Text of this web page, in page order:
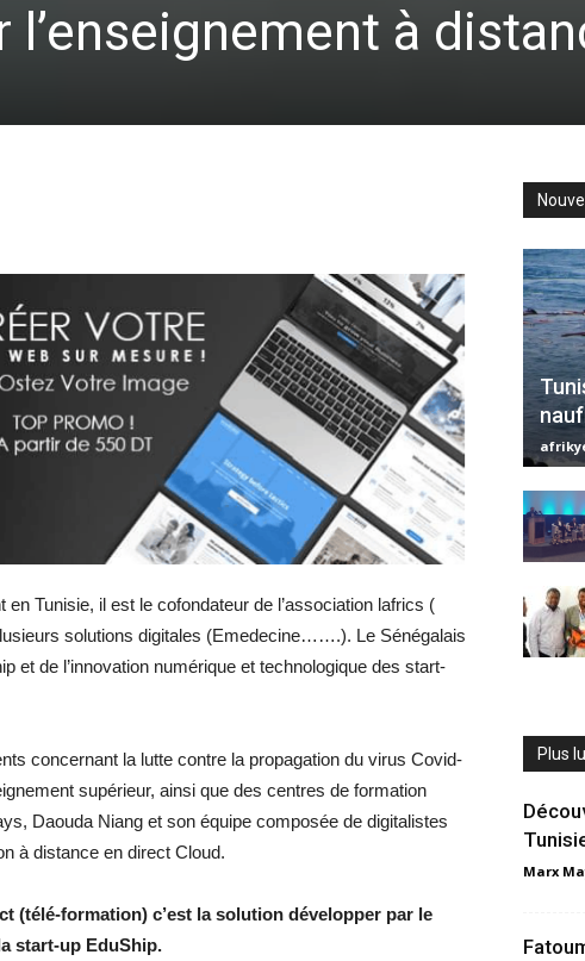
à
Tunisie, il est le cofondateur de l’association lafrics (
solutions digitales (Emedecine…….). Le Sénégalais
et de l’innovation numérique et technologique des start-
concernant la lutte contre la propagation du virus Covid-
supérieur, ainsi que des centres de formation
Daouda Niang et son équipe composée de digitalistes
à distance en direct Cloud.
(télé-formation) c’est la solution développer par le
start-up EduShip.
Plus
Marx